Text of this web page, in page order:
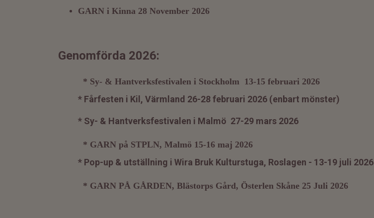
GARN i Kinna 28 November 2026
Genomförda 2026:
* Sy- & Hantverksfestivalen i Stockholm 13-15 februari 2026
* Fårfesten i Kil, Värmland 26-28 februari 2026 (enbart mönster)
* Sy- & Hantverksfestivalen i Malmö 27-29 mars 2026
* GARN på STPLN, Malmö 15-16 maj 2026
* Pop-up & utställning i Wira Bruk Kulturstuga, Roslagen - 13-19 juli 2026
* GARN PÅ GÅRDEN, Blästorps Gård, Österlen Skåne 25 Juli 2026